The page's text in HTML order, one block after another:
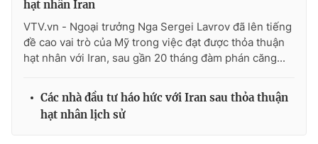
THỜI BÁO VTV
hạt nhân Iran
VTV.vn - Ngoại trưởng Nga Sergei Lavrov đã lên tiếng
đề cao vai trò của Mỹ trong việc đạt được thỏa thuận
hạt nhân với Iran, sau gần 20 tháng đàm phán căng...
Các nhà đầu tư háo hức với Iran sau thỏa thuận
hạt nhân lịch sử